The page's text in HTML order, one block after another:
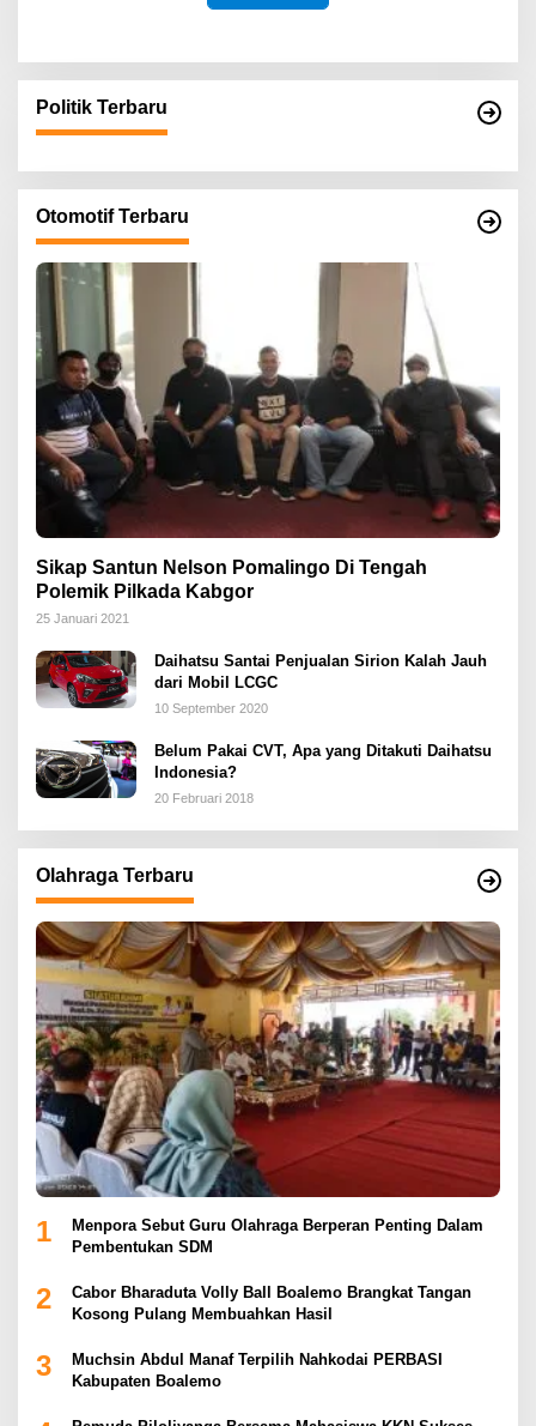
Politik Terbaru
Otomotif Terbaru
Sikap Santun Nelson Pomalingo Di Tengah
Polemik Pilkada Kabgor
25 Januari 2021
Daihatsu Santai Penjualan Sirion Kalah Jauh
dari Mobil LCGC
10 September 2020
Belum Pakai CVT, Apa yang Ditakuti Daihatsu
Indonesia?
20 Februari 2018
Olahraga Terbaru
1
Menpora Sebut Guru Olahraga Berperan Penting Dalam
Pembentukan SDM
2
Cabor Bharaduta Volly Ball Boalemo Brangkat Tangan
Kosong Pulang Membuahkan Hasil
3
Muchsin Abdul Manaf Terpilih Nahkodai PERBASI
Kabupaten Boalemo